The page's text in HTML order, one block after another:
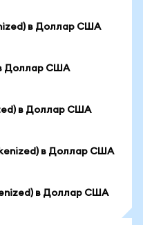
в Доллар США
в Доллар США
в Доллар США
в Доллар США
в Доллар США